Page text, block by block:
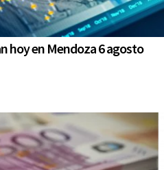
hoy en Mendoza 6 agosto